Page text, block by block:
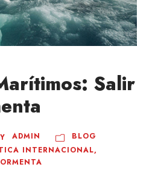
Salir
ADMIN
BLOG
INTERNACIONAL,